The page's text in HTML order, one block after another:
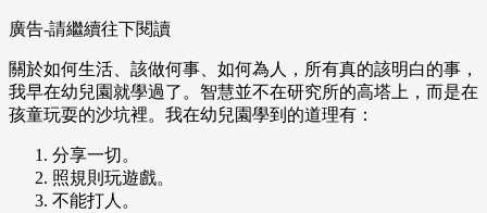
廣告-請繼續往下閱讀
關於如何生活、該做何事、如何為人，所有真的該明白的事，
我早在幼兒園就學過了。智慧並不在研究所的高塔上，而是在
孩童玩耍的沙坑裡。我在幼兒園學到的道理有：
分享一切。
照規則玩遊戲。
不能打人。